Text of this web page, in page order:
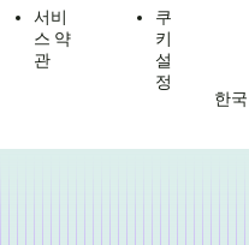
서비
스 약
관
쿠
키
설
정
한